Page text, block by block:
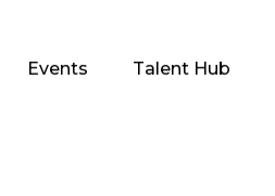
Events Talent Hub